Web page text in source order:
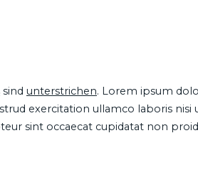
sind unterstrichen. Lorem ipsum
exercitation ullamco laboris
sint occaecat cupidatat non